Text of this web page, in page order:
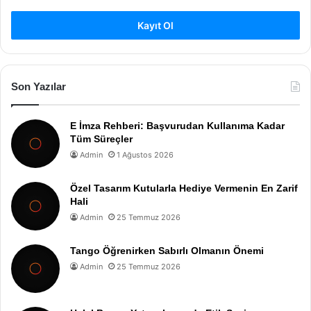
Kayıt Ol
Son Yazılar
E İmza Rehberi: Başvurudan Kullanıma Kadar
Tüm Süreçler
Admin 1 Ağustos 2026
Özel Tasarım Kutularla Hediye Vermenin En Zarif
Hali
Admin 25 Temmuz 2026
Tango Öğrenirken Sabırlı Olmanın Önemi
Admin 25 Temmuz 2026